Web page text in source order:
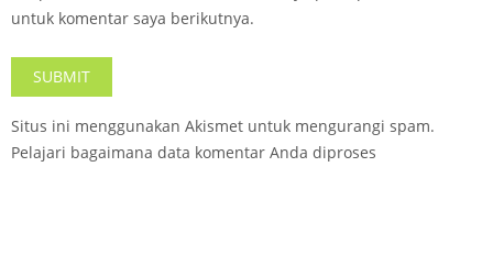
untuk komentar saya berikutnya.
Situs ini menggunakan Akismet untuk mengurangi spam.
Pelajari bagaimana data komentar Anda diproses